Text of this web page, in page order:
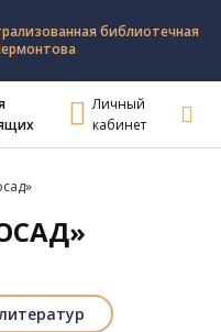
библиотечная
Личный
кабинет